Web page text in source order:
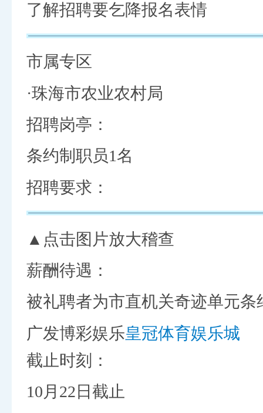
了解招聘要乞降报名表情
市属专区
·珠海市农业农村局
招聘岗亭：
条约制职员1名
招聘要求：
▲点击图片放大稽查
薪酬待遇：
被礼聘者为市直机关奇迹单元
广发博彩娱乐皇冠体育娱乐城
截止时刻：
10月22日截止